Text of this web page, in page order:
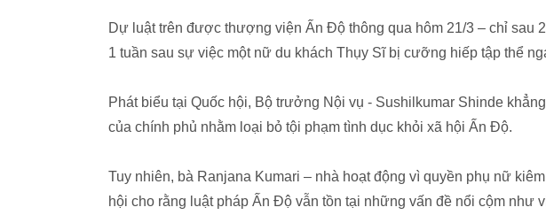
Dự luật trên được thượng viện Ấn Độ thông qua hôm 21/3 – chỉ sau
1 tuần sau sự việc một nữ du khách Thụy Sĩ bị cưỡng hiếp tập thể
Phát biểu tại Quốc hội, Bộ trưởng Nội vụ - Sushilkumar Shinde
của chính phủ nhằm loại bỏ tội phạm tình dục khỏi xã hội Ấn Độ.
Tuy nhiên, bà Ranjana Kumari – nhà hoạt động vì quyền phụ nữ
hội cho rằng luật pháp Ấn Độ vẫn tồn tại những vấn đề nổi cộm như